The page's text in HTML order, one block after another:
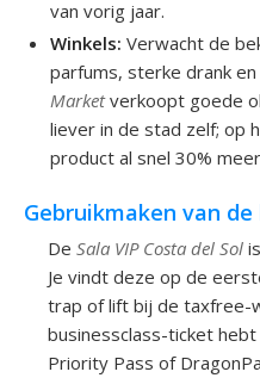
van vorig jaar.
Winkels: Verwacht de
parfums, sterke drank
Marketverkoopt goede
liever in de stad zelf; op
product al snel 30%
Gebruikmaken van
De Sala VIP Costa del Sol
Je vindt deze op de
trap of lift bij de taxfree-
businessclass-ticket
Priority Pass of